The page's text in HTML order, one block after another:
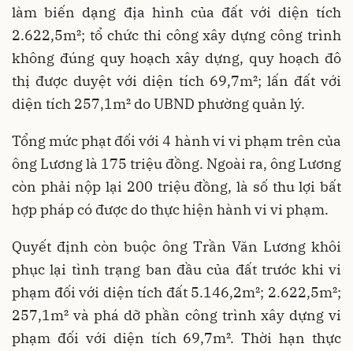
làm biến dạng địa hình của đất với diện tích
2.622,5m²; tổ chức thi công xây dựng công trình
không đúng quy hoạch xây dựng, quy hoạch đô
thị được duyệt với diện tích 69,7m²; lấn đất với
diện tích 257,1m² do UBND phường quản lý.
Tổng mức phạt đối với 4 hành vi vi phạm trên của
ông Lương là 175 triệu đồng. Ngoài ra, ông Lương
còn phải nộp lại 200 triệu đồng, là số thu lợi bất
hợp pháp có được do thực hiện hành vi vi phạm.
Quyết định còn buộc ông Trần Văn Lương khôi
phục lại tình trạng ban đầu của đất trước khi vi
phạm đối với diện tích đất 5.146,2m²; 2.622,5m²;
257,1m² và phá dỡ phần công trình xây dựng vi
phạm đối với diện tích 69,7m². Thời hạn thực